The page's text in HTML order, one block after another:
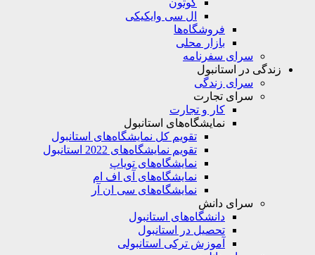
ال سی وایکیکی
فروشگاه‌ها
بازار محلی
سرای سفرنامه
زندگی در استانبول
سرای زندگی
سرای تجارت
کار و تجارت
نمایشگاه‌های استانبول
تقویم کل نمایشگاه‌های استانبول
تقویم نمایشگاه‌های 2022 استانبول
نمایشگاه‌های تویاپ
نمایشگاه‌های آی اف ام
نمایشگاه‌های سی ان آر
سرای دانش
دانشگاه‌های استانبول
تحصیل در استانبول
آموزش ترکی استانبولی